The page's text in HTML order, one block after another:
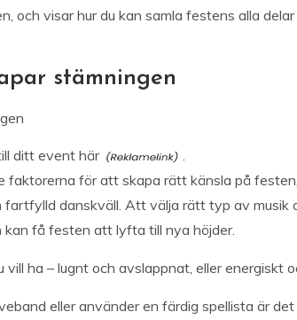
och visar hur du kan samla festens alla
stämningen
ditt event här
.
faktorerna för att skapa rätt känsla på
fartfylld danskväll. Att välja rätt typ av musik
kan få festen att lyfta till nya höjder.
vill ha – lugnt och avslappnat, eller energiskt
eller använder en färdig spellista är